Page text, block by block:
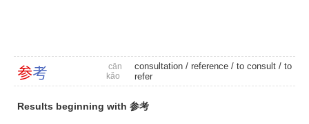
参考
cān
kǎo
consultation / reference / to consult / to
refer
Results beginning with 参考